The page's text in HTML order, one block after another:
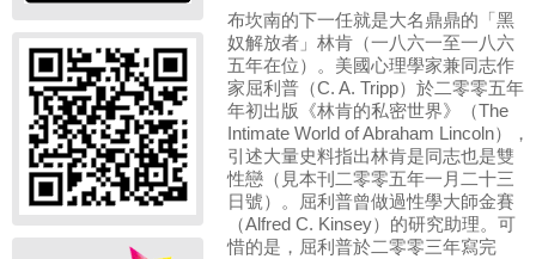
布坎南的下一任就是大名鼎鼎的「黑
奴解放者」林肯（一八六一至一八六
五年在位）。美國心理學家兼同志作
家屈利普（C. A. Tripp）於二零零五年
年初出版《林肯的私密世界》（The
Intimate World of Abraham Lincoln），
引述大量史料指出林肯是同志也是雙
性戀（見本刊二零零五年一月二十三
日號）。屈利普曾做過性學大師金賽
（Alfred C. Kinsey）的研究助理。可
惜的是，屈利普於二零零三年寫完